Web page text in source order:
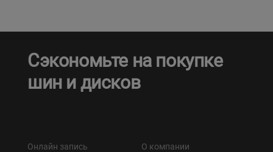
Сэкономьте на покупке
шин и дисков
Онлайн запись
О компании